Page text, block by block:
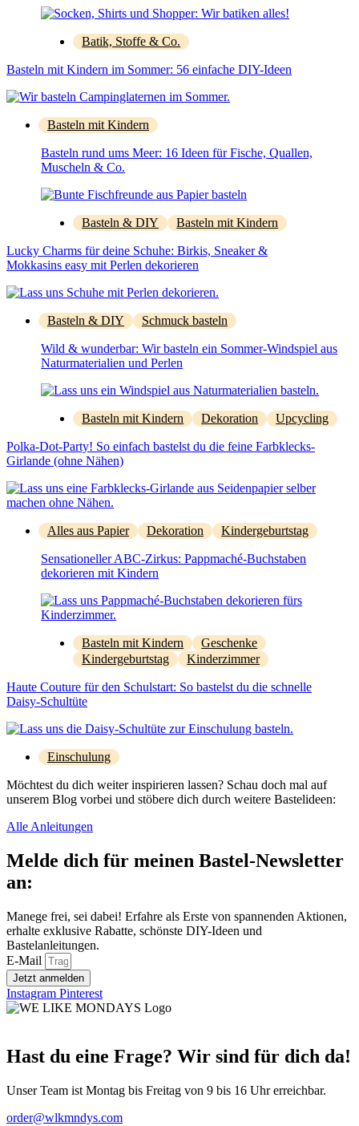
Batik, Stoffe & Co.
Basteln mit Kindern im Sommer: 56 einfache DIY-Ideen
Basteln mit Kindern
Basteln rund ums Meer: 16 Ideen für Fische, Quallen,
Muscheln & Co.
Basteln & DIY Basteln mit Kindern
Lucky Charms für deine Schuhe: Birkis, Sneaker &
Mokkasins easy mit Perlen dekorieren
Basteln & DIY Schmuck basteln
Wild & wunderbar: Wir basteln ein Sommer-Windspiel aus
Naturmaterialien und Perlen
Basteln mit Kindern Dekoration Upcycling
Polka-Dot-Party! So einfach bastelst du die feine Farbklecks-
Girlande (ohne Nähen)
Alles aus Papier Dekoration Kindergeburtstag
Sensationeller ABC-Zirkus: Pappmaché-Buchstaben
dekorieren mit Kindern
Basteln mit Kindern
Geschenke
Kindergeburtstag
Kinderzimmer
Haute Couture für den Schulstart: So bastelst du die schnelle
Daisy-Schultüte
Einschulung
Möchtest du dich weiter inspirieren lassen? Schau doch mal auf
unserem Blog vorbei und stöbere dich durch weitere Bastelideen:
Alle Anleitungen
Melde dich für meinen Bastel-Newsletter
an:
Manege frei, sei dabei! Erfahre als Erste von spannenden Aktionen,
erhalte exklusive Rabatte, schönste DIY-Ideen und
Bastelanleitungen.
E-Mail
Jetzt anmelden
Instagram Pinterest
Hast du eine Frage? Wir sind für dich da!
Unser Team ist Montag bis Freitag von 9 bis 16 Uhr erreichbar.
order@wlkmndys.com